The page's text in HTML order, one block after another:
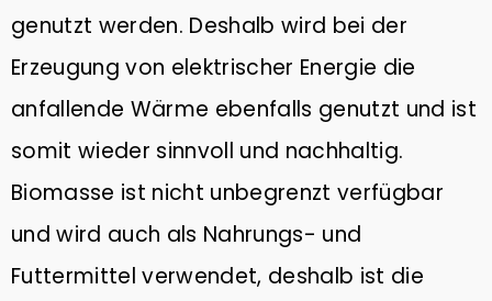
genutzt werden. Deshalb wird bei der
Erzeugung von elektrischer Energie die
anfallende Wärme ebenfalls genutzt und ist
somit wieder sinnvoll und nachhaltig.
Biomasse ist nicht unbegrenzt verfügbar
und wird auch als Nahrungs- und
Futtermittel verwendet, deshalb ist die